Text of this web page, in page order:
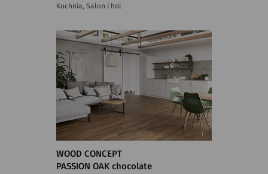
Kuchnia, Salon i hol
WOOD CONCEPT
PASSION OAK chocolate